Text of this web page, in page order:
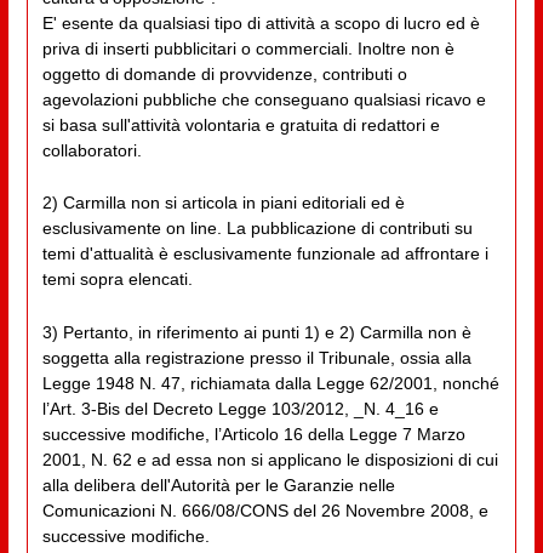
E' esente da qualsiasi tipo di attività a scopo di lucro ed è
priva di inserti pubblicitari o commerciali. Inoltre non è
oggetto di domande di provvidenze, contributi o
agevolazioni pubbliche che conseguano qualsiasi ricavo e
si basa sull'attività volontaria e gratuita di redattori e
collaboratori.
2) Carmilla non si articola in piani editoriali ed è
esclusivamente on line. La pubblicazione di contributi su
temi d'attualità è esclusivamente funzionale ad affrontare i
temi sopra elencati.
3) Pertanto, in riferimento ai punti 1) e 2) Carmilla non è
soggetta alla registrazione presso il Tribunale, ossia alla
Legge 1948 N. 47, richiamata dalla Legge 62/2001, nonché
l’Art. 3-Bis del Decreto Legge 103/2012, _N. 4_16 e
successive modifiche, l’Articolo 16 della Legge 7 Marzo
2001, N. 62 e ad essa non si applicano le disposizioni di cui
alla delibera dell'Autorità per le Garanzie nelle
Comunicazioni N. 666/08/CONS del 26 Novembre 2008, e
successive modifiche.